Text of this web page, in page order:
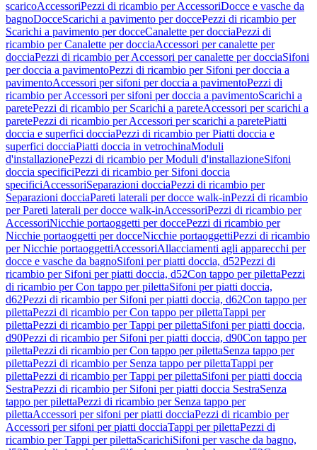
scaricoAccessoriPezzi di ricambio per AccessoriDocce e vasche da
bagnoDocceScarichi a pavimento per doccePezzi di ricambio per
Scarichi a pavimento per docceCanalette per docciaPezzi di
ricambio per Canalette per docciaAccessori per canalette per
docciaPezzi di ricambio per Accessori per canalette per docciaSifoni
per doccia a pavimentoPezzi di ricambio per Sifoni per doccia a
pavimentoAccessori per sifoni per doccia a pavimentoPezzi di
ricambio per Accessori per sifoni per doccia a pavimentoScarichi a
paretePezzi di ricambio per Scarichi a pareteAccessori per scarichi a
paretePezzi di ricambio per Accessori per scarichi a paretePiatti
doccia e superfici docciaPezzi di ricambio per Piatti doccia e
superfici docciaPiatti doccia in vetrochinaModuli
d'installazionePezzi di ricambio per Moduli d'installazioneSifoni
doccia specificiPezzi di ricambio per Sifoni doccia
specificiAccessoriSeparazioni docciaPezzi di ricambio per
Separazioni docciaPareti laterali per docce walk-inPezzi di ricambio
per Pareti laterali per docce walk-inAccessoriPezzi di ricambio per
AccessoriNicchie portaoggetti per doccePezzi di ricambio per
Nicchie portaoggetti per docceNicchie portaoggettiPezzi di ricambio
per Nicchie portaoggettiAccessoriAllacciamenti agli apparecchi per
docce e vasche da bagnoSifoni per piatti doccia, d52Pezzi di
ricambio per Sifoni per piatti doccia, d52Con tappo per pilettaPezzi
di ricambio per Con tappo per pilettaSifoni per piatti doccia,
d62Pezzi di ricambio per Sifoni per piatti doccia, d62Con tappo per
pilettaPezzi di ricambio per Con tappo per pilettaTappi per
pilettaPezzi di ricambio per Tappi per pilettaSifoni per piatti doccia,
d90Pezzi di ricambio per Sifoni per piatti doccia, d90Con tappo per
pilettaPezzi di ricambio per Con tappo per pilettaSenza tappo per
pilettaPezzi di ricambio per Senza tappo per pilettaTappi per
pilettaPezzi di ricambio per Tappi per pilettaSifoni per piatti doccia
SestraPezzi di ricambio per Sifoni per piatti doccia SestraSenza
tappo per pilettaPezzi di ricambio per Senza tappo per
pilettaAccessori per sifoni per piatti docciaPezzi di ricambio per
Accessori per sifoni per piatti docciaTappi per pilettaPezzi di
ricambio per Tappi per pilettaScarichiSifoni per vasche da bagno,